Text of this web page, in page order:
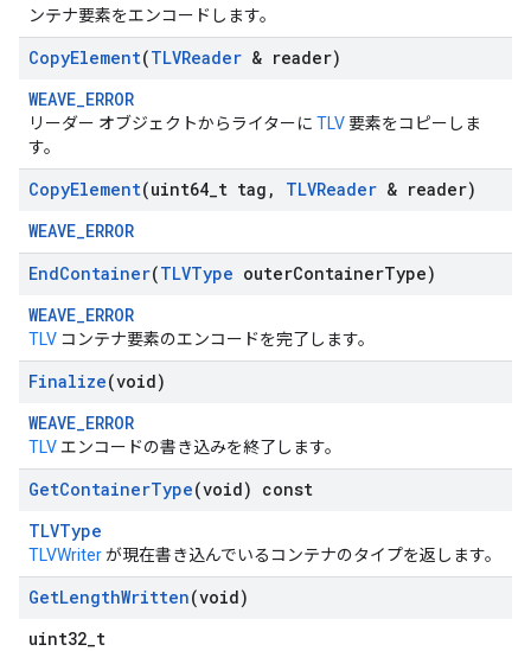
ンテナ要素をエンコードします。
CopyElement(TLVReader & reader)
WEAVE_ERROR
リーダー オブジェクトからライターに TLV 要素をコピーしま
す。
CopyElement(uint64 t tag , TLVReader & reader)
WEAVE_ERROR
EndContainer(TLVType outerContainerType)
WEAVE_ERROR
TLV コンテナ要素のエンコードを完了します。
Finalize(void)
WEAVE_ERROR
TLVエンコードの書き込みを終了します。
GetContainerType(void) const
TLVType
TLVWriterが現在書き込んでいるコンテナのタイプを返します。
GetLengthWritten(void)
uint32_t